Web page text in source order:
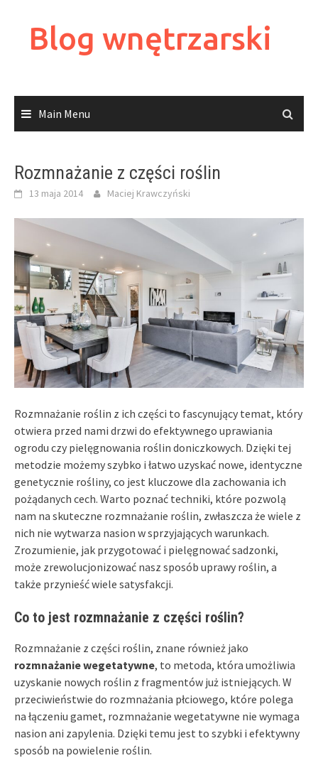
contentBlog wnętrzarski
Main Menu
Rozmnażanie z części roślin
13 maja 2014 Maciej Krawczyński
Rozmnażanie roślin z ich części to fascynujący temat, który
otwiera przed nami drzwi do efektywnego uprawiania
ogrodu czy pielęgnowania roślin doniczkowych. Dzięki tej
metodzie możemy szybko i łatwo uzyskać nowe, identyczne
genetycznie rośliny, co jest kluczowe dla zachowania ich
pożądanych cech. Warto poznać techniki, które pozwolą
nam na skuteczne rozmnażanie roślin, zwłaszcza że wiele z
nich nie wytwarza nasion w sprzyjających warunkach.
Zrozumienie, jak przygotować i pielęgnować sadzonki,
może zrewolucjonizować nasz sposób uprawy roślin, a
także przynieść wiele satysfakcji.
Co to jest rozmnażanie z części roślin?
Rozmnażanie z części roślin, znane również jako
rozmnażanie wegetatywne, to metoda, która umożliwia
uzyskanie nowych roślin z fragmentów już istniejących. W
przeciwieństwie do rozmnażania płciowego, które polega
na łączeniu gamet, rozmnażanie wegetatywne nie wymaga
nasion ani zapylenia. Dzięki temu jest to szybki i efektywny
sposób na powielenie roślin.